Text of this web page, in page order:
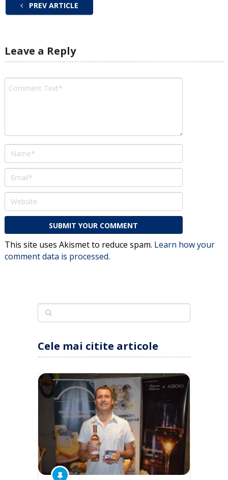
PREV ARTICLE
Leave a Reply
This site uses Akismet to reduce spam. Learn how your
comment data is processed.
Cele mai citite articole